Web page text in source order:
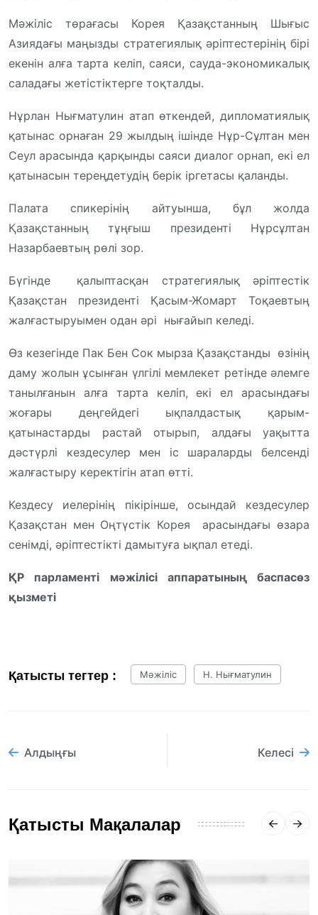
Мәжіліс төрағасы Корея Қазақстанның Шығыс
Азиядағы маңызды стратегиялық әріптестерінің бірі
екенін алға тарта келіп, саяси, сауда-экономикалық
саладағы жетістіктерге тоқталды.
Нұрлан Нығматулин атап өткендей, дипломатиялық
қатынас орнаған 29 жылдың ішінде Нұр-Сұлтан мен
Сеул арасында қарқынды саяси диалог орнап, екі ел
қатынасын тереңдетудің берік іргетасы қаланды.
Палата спикерінің айтуынша, бұл жолда
Қазақстанның тұңғыш президенті Нұрсұлтан
Назарбаевтың рөлі зор.
Бүгінде қалыптасқан стратегиялық әріптестік
Қазақстан президенті Қасым-Жомарт Тоқаевтың
жалғастыруымен одан әрі нығайып келеді.
Өз кезегінде Пак Бен Сок мырза Қазақстанды өзінің
даму жолын ұсынған үлгілі мемлекет ретінде әлемге
танылғанын алға тарта келіп, екі ел арасындағы
жоғары деңгейдегі ықпалдастық қарым-
қатынастарды растай отырып, алдағы уақытта
дәстүрлі кездесулер мен іс шараларды белсенді
жалғастыру керектігін атап өтті.
Кездесу иелерінің пікірінше, осындай кездесулер
Қазақстан мен Оңтүстік Корея арасындағы өзара
сенімді, әріптестікті дамытуға ықпал етеді.
ҚР парламенті мәжілісі аппаратының баспасөз
қызметі
Қатысты тегтер : Мәжіліс Н. Нығматулин
Алдыңғы Келесі
Қатысты Мақалалар